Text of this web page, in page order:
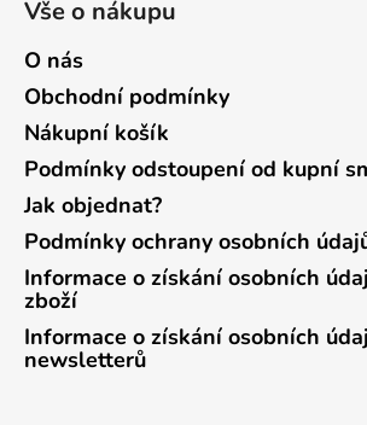
Vše o nákupu
O nás
Obchodní podmínky
Nákupní košík
Podmínky odstoupení od kupní
Jak objednat?
Podmínky ochrany osobních
Informace o získání osobních
zboží
Informace o získání osobních
newsletterů